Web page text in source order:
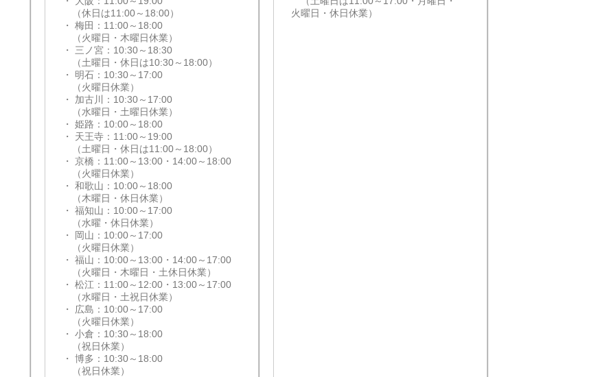
（休日は11:00～18:00）
・ 梅田：11:00～18:00
（火曜日・木曜日休業）
・ 三ノ宮：10:30～18:30
（土曜日・休日は10:30～18:00）
・ 明石：10:30～17:00
（火曜日休業）
・ 加古川：10:30～17:00
（水曜日・土曜日休業）
・ 姫路：10:00～18:00
・ 天王寺：11:00～19:00
（土曜日・休日は11:00～18:00）
・ 京橋：11:00～13:00・14:00～18:00
（火曜日休業）
・ 和歌山：10:00～18:00
（木曜日・休日休業）
・ 福知山：10:00～17:00
（水曜・休日休業）
・ 岡山：10:00～17:00
（火曜日休業）
・ 福山：10:00～13:00・14:00～17:00
（火曜日・木曜日・土休日休業）
・ 松江：11:00～12:00・13:00～17:00
（水曜日・土祝日休業）
・ 広島：10:00～17:00
（火曜日休業）
・ 小倉：10:30～18:00
（祝日休業）
・ 博多：10:30～18:00
（祝日休業）
火曜日・休日休業）